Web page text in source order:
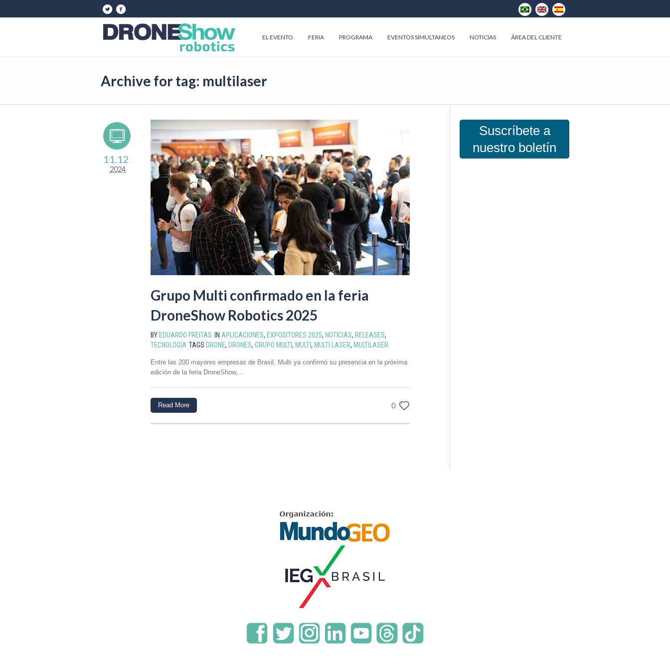
EL EVENTO FERIA PROGRAMA EVENTOS SIMULTANEOS NOTICIAS ÁREA DEL CLIENTE
Archive for tag: multilaser
11.12
2024
Grupo Multi confirmado en la feria
DroneShow Robotics 2025
BY EDUARDO FREITAS IN APLICACIONES, EXPOSITORES 2025, NOTICIAS, RELEASES,
TECNOLOGÍA TAGS DRONE, DRONES, GRUPO MULTI, MULTI, MULTI LASER, MULTILASER
Entre las 200 mayores empresas de Brasil, Multi ya confirmó su presencia en la próxima
edición de la feria DroneShow,...
0
Read More
Suscríbete a
nuestro boletín